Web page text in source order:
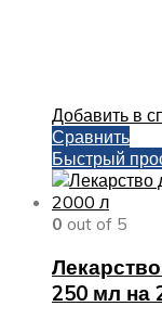
Добавить в
Сравнить
Быстрый
0 out of 5
250 мл на